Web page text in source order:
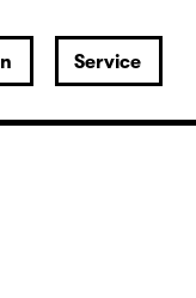
Service